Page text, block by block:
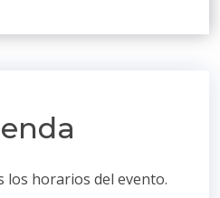
los horarios del evento.